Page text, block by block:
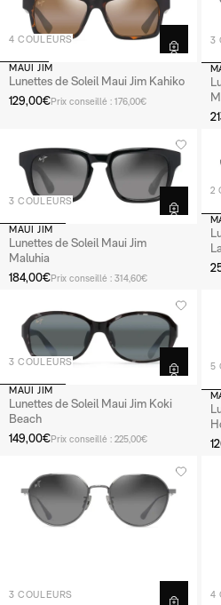
4 COULEURS
MAUI JIM
Lunettes de Soleil Maui Jim Kahiko
129,00€Prix conseillé : 176,00€
3
3 COULEURS
MAUI JIM
Lunettes de Soleil Maui Jim
Maluhia
184,00€Prix conseillé : 314,60€
2
3 COULEURS
MAUI JIM
Lunettes de Soleil Maui Jim Koki
Beach
149,00€Prix conseillé : 225,00€
5
3 COULEURS 4